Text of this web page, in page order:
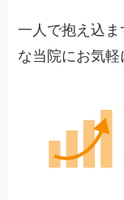
一人で抱え込
な当院にお気軽